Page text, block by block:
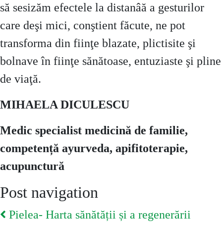
să sesizăm efectele la distanâă a gesturilor
care deşi mici, conştient făcute, ne pot
transforma din fiinţe blazate, plictisite şi
bolnave în fiinţe sănătoase, entuziaste şi pline
de viaţă.
MIHAELA DICULESCU
Medic specialist medicină de familie,
competență ayurveda, apifitoterapie,
acupunctură
Post navigation
Pielea- Harta sănătății și a regenerării